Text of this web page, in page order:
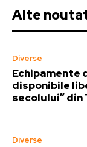
Alte
Diverse
Echipamente
disponibile
secolului” din
Diverse